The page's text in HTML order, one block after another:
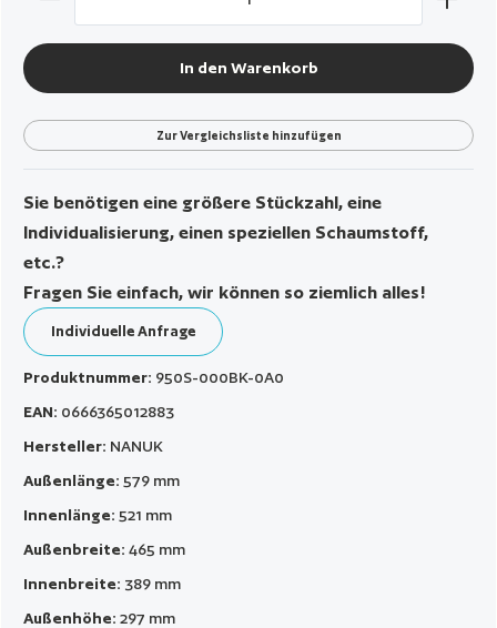
In den Warenkorb
Zur Vergleichsliste hinzufügen
Sie benötigen eine größere Stückzahl, eine
Individualisierung, einen speziellen Schaumstoff,
etc.?
Fragen Sie einfach, wir können so ziemlich alles!
Individuelle Anfrage
Produktnummer: 950S-000BK-0A0
EAN: 0666365012883
Hersteller: NANUK
Außenlänge: 579 mm
Innenlänge: 521 mm
Außenbreite:465 mm
Innenbreite: 389 mm
Außenhöhe:297 mm